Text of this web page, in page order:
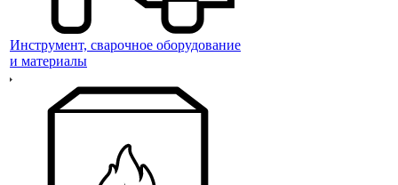
Инструмент, сварочное оборудование
и материалы